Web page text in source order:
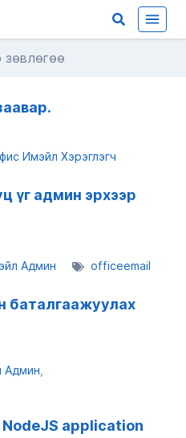
Имэйл Хэрэглэгч
үг админ эрхээр
Админ officeemail
баталгаажуулах
Админ
application